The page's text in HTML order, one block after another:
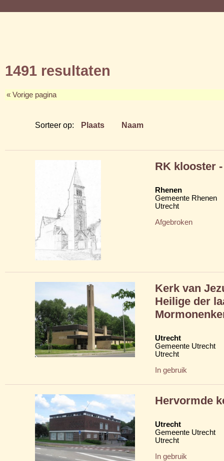
1491 resultaten
« Vorige pagina
Sorteer op: Plaats Naam
RK klooster
Rhenen
Gemeente Rhenen
Utrecht
Afgebroken
Kerk van
Heilige der
Utrecht
Gemeente Utrecht
Utrecht
In gebruik
Hervormde
Utrecht
Gemeente Utrecht
Utrecht
In gebruik